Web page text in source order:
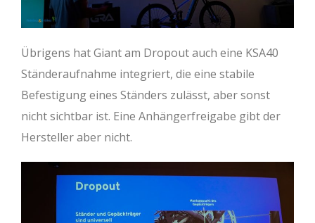
Übrigens hat Giant am Dropout auch eine KSA40
Ständeraufnahme integriert, die eine stabile
Befestigung eines Ständers zulässt, aber sonst
nicht sichtbar ist. Eine Anhängerfreigabe gibt der
Hersteller aber nicht.